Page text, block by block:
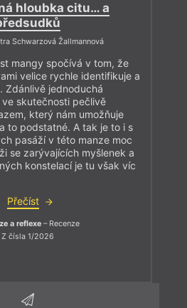
hloubka citu… a
Schwarzová Žallmannová
mangy spočívá v tom, že
velice rychle identifikuje a
Zdánlivě jednoduchá
skutečnosti pečlivě
který nám umožňuje
to podstatné. A tak je to i s
pasáží v této manze moc
se zarývajících myšlenek a
konstelací je tu však víc
Přečíst
a reflexe– Recenze
Z čísla 1/2026